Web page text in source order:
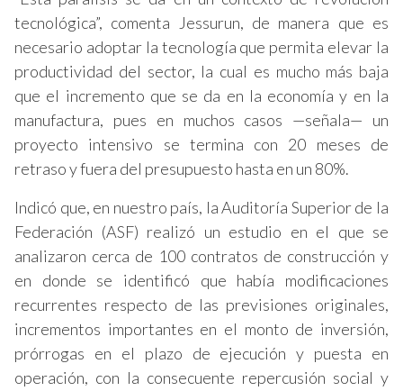
tecnológica”, comenta Jessurun, de manera que es
necesario adoptar la tecnología que permita elevar la
productividad del sector, la cual es mucho más baja
que el incremento que se da en la economía y en la
manufactura, pues en muchos casos —señala— un
proyecto intensivo se termina con 20 meses de
retraso y fuera del presupuesto hasta en un 80%.
Indicó que, en nuestro país, la Auditoría Superior de la
Federación (ASF) realizó un estudio en el que se
analizaron cerca de 100 contratos de construcción y
en donde se identificó que había modificaciones
recurrentes respecto de las previsiones originales,
incrementos importantes en el monto de inversión,
prórrogas en el plazo de ejecución y puesta en
operación, con la consecuente repercusión social y